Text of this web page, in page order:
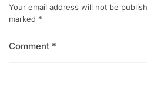
Your email address will not be
marked *
Comment *